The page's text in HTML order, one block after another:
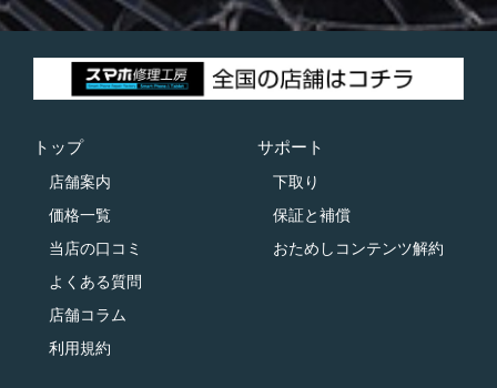
トップ
店舗案内
価格一覧
当店の口コミ
よくある質問
店舗コラム
利用規約
サポート
下取り
保証と補償
おためしコンテンツ解約